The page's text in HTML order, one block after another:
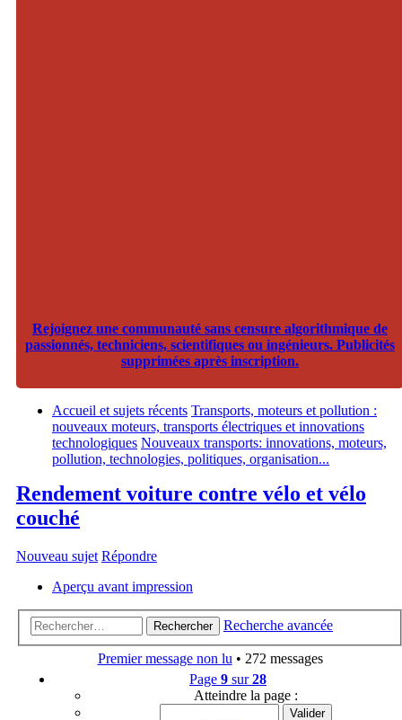
Rejoignez une communauté sans censure algorithmique de
passionnés, techniciens, scientifiques ou ingénieurs. Publicités
supprimées après inscription.
Accueil et sujets récents Transports, moteurs et pollution :
nouveaux moteurs, transports électriques et innovations
technologiques Nouveaux transports: innovations, moteurs,
pollution, technologies, politiques, organisation...
Rendement voiture contre vélo et vélo
couché
Nouveau sujet Répondre
Aperçu avant impression
Rechercher Recherche avancée
Premier message non lu • 272 messages
Page 9 sur28
Atteindre la page :